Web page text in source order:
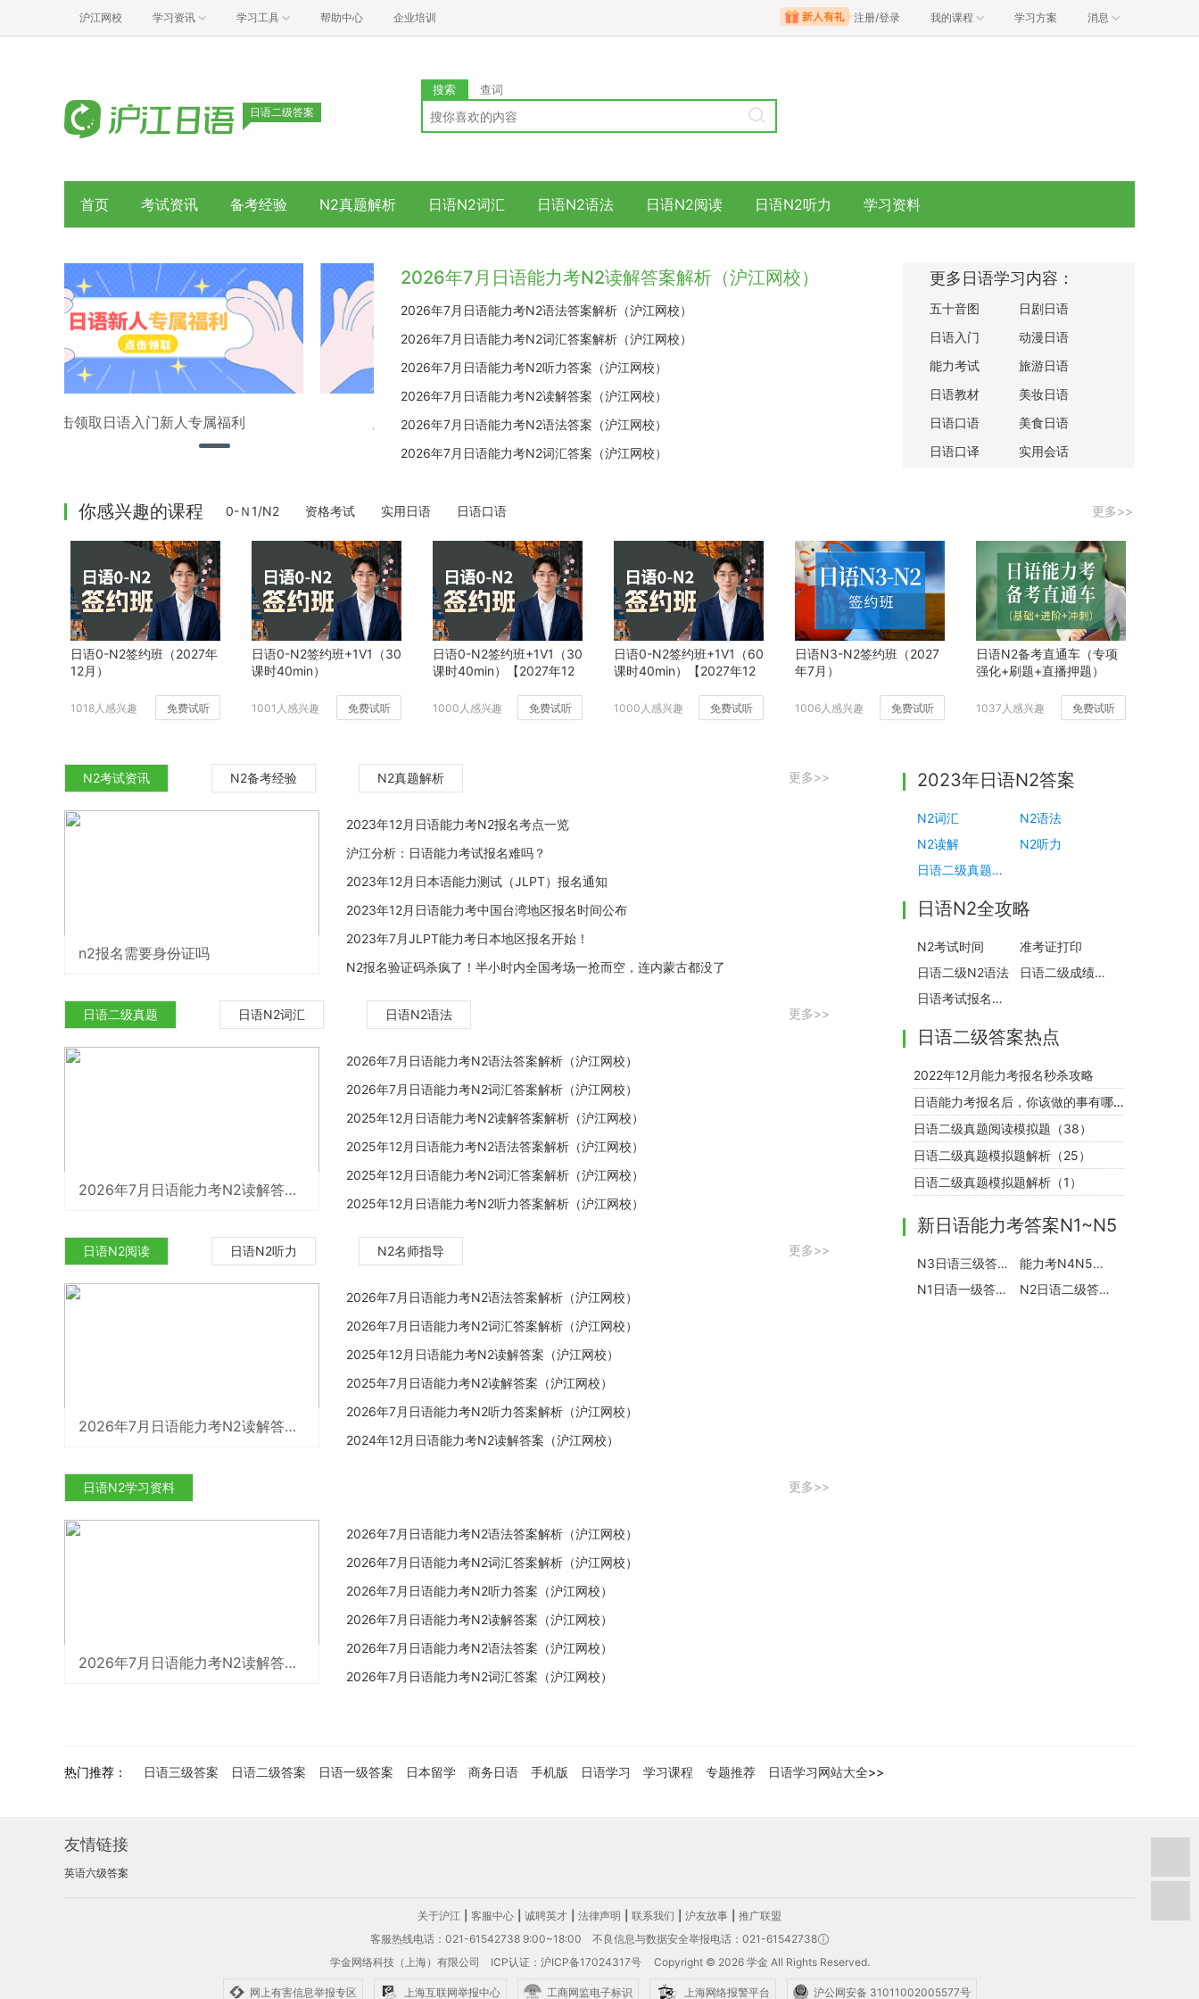
沪江网校 学习资讯 学习工具 帮助中心 企业培训 注册/登录 我的课程 学习方案 消息
日语二级答案
搜索 查词
首页 考试资讯 备考经验 N2真题解析 日语N2词汇 日语N2语法 日语N2阅读 日语N2听力 学习资料
点击领取日语入门新人专属福利 点击领取日语入门新人专属福利
2026年7月日语能力考N2读解答案解析（沪江网校）
2026年7月日语能力考N2语法答案解析（沪江网校）
2026年7月日语能力考N2词汇答案解析（沪江网校）
2026年7月日语能力考N2听力答案（沪江网校）
2026年7月日语能力考N2读解答案（沪江网校）
2026年7月日语能力考N2语法答案（沪江网校）
2026年7月日语能力考N2词汇答案（沪江网校）
更多日语学习内容：
五十音图
日剧日语
日语入门
动漫日语
能力考试
旅游日语
日语教材
美妆日语
日语口语
美食日语
日语口译
实用会话
你感兴趣的课程 0-Ｎ1/N2 资格考试 实用日语 日语口语 更多>>
日语0-N2签约班（2027年
12月）
1018人感兴趣 免费试听
日语0-N2签约班+1V1（30
课时40min）
1001人感兴趣 免费试听
日语0-N2签约班+1V1（30
课时40min）【2027年12
1000人感兴趣 免费试听
日语0-N2签约班+1V1（60
课时40min）【2027年12
1000人感兴趣 免费试听
日语N3-N2签约班（2027
年7月）
1006人感兴趣 免费试听
日语N2备考直通车（专项
强化+刷题+直播押题）
1037人感兴趣 免费试听
N2考试资讯 N2备考经验 N2真题解析 更多>>
n2报名需要身份证吗
2023年12月日语能力考N2报名考点一览
沪江分析：日语能力考试报名难吗？
2023年12月日本语能力测试（JLPT）报名通知
2023年12月日语能力考中国台湾地区报名时间公布
2023年7月JLPT能力考日本地区报名开始！
N2报名验证码杀疯了​！半小时内全国考场一抢而空，连内蒙古都没了
日语二级真题 日语N2词汇 日语N2语法 更多>>
2026年7月日语能力考N2读解答案解析（沪江网校）
2026年7月日语能力考N2语法答案解析（沪江网校）
2026年7月日语能力考N2词汇答案解析（沪江网校）
2025年12月日语能力考N2读解答案解析（沪江网校）
2025年12月日语能力考N2语法答案解析（沪江网校）
2025年12月日语能力考N2词汇答案解析（沪江网校）
2025年12月日语能力考N2听力答案解析（沪江网校）
日语N2阅读 日语N2听力 N2名师指导 更多>>
2026年7月日语能力考N2读解答案解析（沪江网校）
2026年7月日语能力考N2语法答案解析（沪江网校）
2026年7月日语能力考N2词汇答案解析（沪江网校）
2025年12月日语能力考N2读解答案（沪江网校）
2025年7月日语能力考N2读解答案（沪江网校）
2026年7月日语能力考N2听力答案解析（沪江网校）
2024年12月日语能力考N2读解答案（沪江网校）
日语N2学习资料 更多>>
2026年7月日语能力考N2读解答案解析（沪江网校）
2026年7月日语能力考N2语法答案解析（沪江网校）
2026年7月日语能力考N2词汇答案解析（沪江网校）
2026年7月日语能力考N2听力答案（沪江网校）
2026年7月日语能力考N2读解答案（沪江网校）
2026年7月日语能力考N2语法答案（沪江网校）
2026年7月日语能力考N2词汇答案（沪江网校）
2023年日语N2答案
N2词汇
N2语法
N2读解
N2听力
日语二级真题点评
日语N2全攻略
N2考试时间
准考证打印
日语二级N2语法
日语二级成绩查询
日语考试报名时间
日语二级答案热点
2022年12月能力考报名秒杀攻略
日语能力考报名后，你该做的事有哪些？
日语二级真题阅读模拟题（38）
日语二级真题模拟题解析（25）
日语二级真题模拟题解析（1）
新日语能力考答案N1~N5
N3日语三级答案及真题
能力考N4N5答案及真题
N1日语一级答案及真题
N2日语二级答案及真题
热门推荐： 日语三级答案 日语二级答案 日语一级答案 日本留学 商务日语 手机版 日语学习 学习课程 专题推荐 日语学习网站大全>>
友情链接
英语六级答案
关于沪江 客服中心 诚聘英才 法律声明 联系我们 沪友故事
推广联盟
客服热线电话：021-61542738 9:00~18:00
不良信息与数据安全举报电话：021-61542738
学金网络科技（上海）有限公司 ICP认证：沪ICP备17024317号 Copyright © 2026 学金 All Rights Reserved.
网上有害信息举报专区 上海互联网举报中心 工商网监电子标识 上海网络报警平台 沪公网安备 31011002005577号